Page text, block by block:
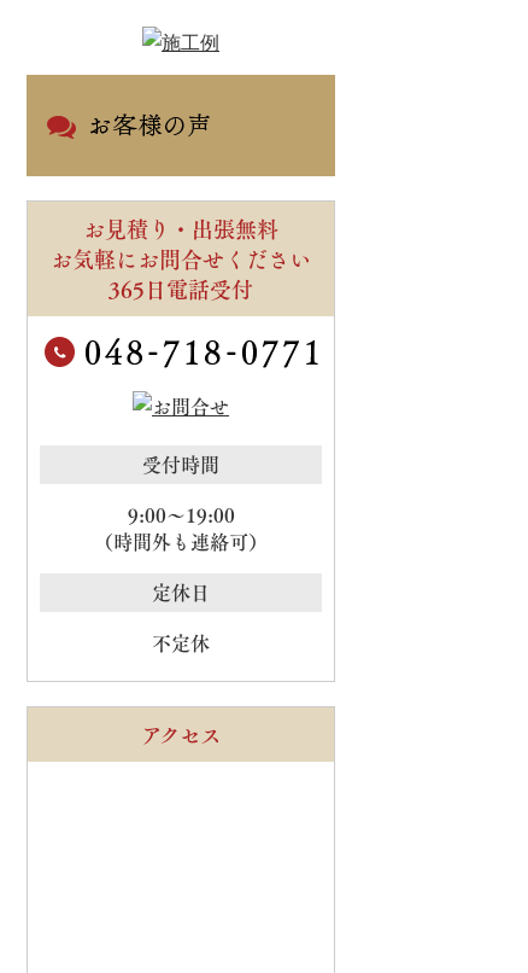
お見積り・出張無料
お気軽にお問合せください
365日電話受付
受付時間
9:00～19:00
（時間外も連絡可）
定休日
不定休
アクセス